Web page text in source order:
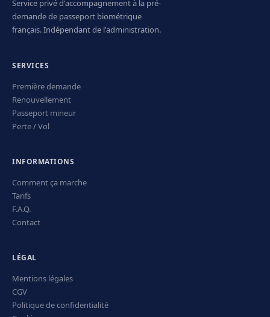
Service privé d'accompagnement à la pré-
demande de passeport biométrique
français. Indépendant de l'administration.
SERVICES
Première demande
Renouvellement
Passeport mineur
Perte / Vol
INFORMATIONS
Comment ça marche
Tarifs
F.A.Q.
Contact
LÉGAL
Mentions légales
CGV
Politique de confidentialité